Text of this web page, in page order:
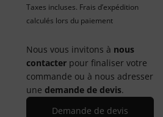
Taxes incluses. Frais d’expédition
calculés lors du paiement
Nous vous invitons à nous
contacter pour finaliser votre
commande ou à nous adresser
une demande de devis.
Demande de devis